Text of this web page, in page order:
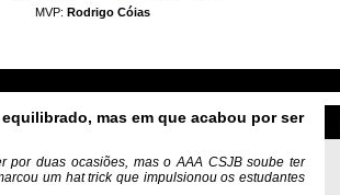
MVP: Rodrigo Cóias
mas em que acabou por ser
por duas ocasiões, mas o AAA CSJB soube ter
um hat trick que impulsionou os estudantes